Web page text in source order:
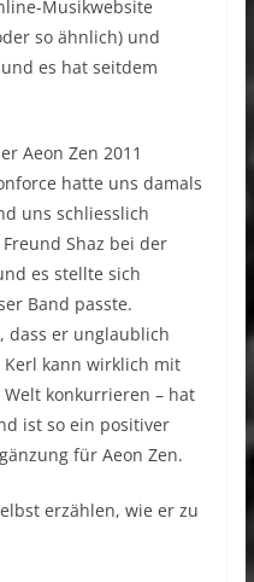
Musikwebsite
so ähnlich) und
es hat seitdem
Aeon Zen 2011
hatte uns damals
uns schliesslich
Shaz bei der
es stellte sich
Band passte.
dass er unglaublich
kann wirklich mit
konkurrieren – hat
ist so ein positiver
für Aeon Zen.
erzählen, wie er zu